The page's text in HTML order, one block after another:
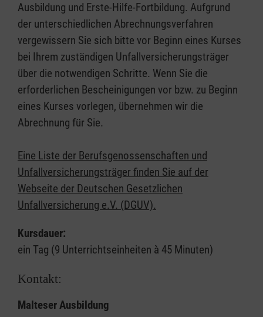
Ausbildung und Erste-Hilfe-Fortbildung. Aufgrund
der unterschiedlichen Abrechnungsverfahren
vergewissern Sie sich bitte vor Beginn eines Kurses
bei Ihrem zuständigen Unfallversicherungsträger
über die notwendigen Schritte. Wenn Sie die
erforderlichen Bescheinigungen vor bzw. zu Beginn
eines Kurses vorlegen, übernehmen wir die
Abrechnung für Sie.
Eine Liste der Berufsgenossenschaften und
Unfallversicherungsträger finden Sie auf der
Webseite der Deutschen Gesetzlichen
Unfallversicherung e.V. (DGUV).
Kursdauer:
ein Tag (9 Unterrichtseinheiten à 45 Minuten)
Kontakt:
Malteser Ausbildung